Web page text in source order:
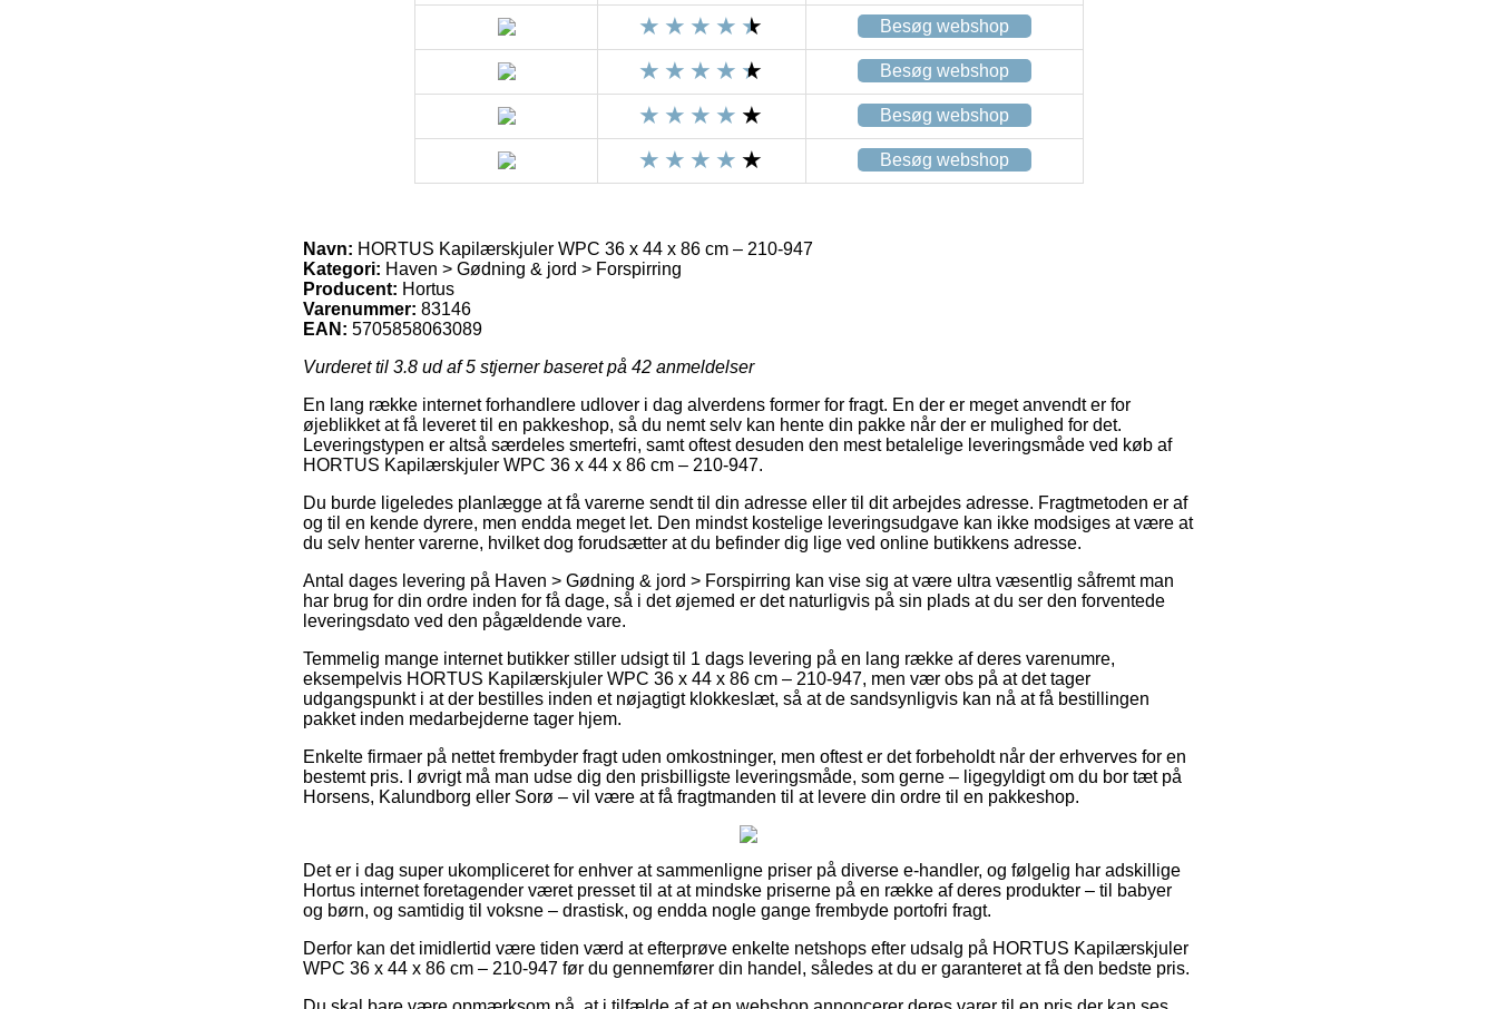
Besøg webshop
Besøg webshop
Besøg webshop
Besøg webshop
Navn: HORTUS Kapilærskjuler WPC 36 x 44 x 86 cm – 210-947
Kategori: Haven > Gødning & jord > Forspirring
Producent: Hortus
Varenummer: 83146
EAN: 5705858063089
Vurderet til 3.8 ud af 5 stjerner baseret på 42 anmeldelser
En lang række internet forhandlere udlover i dag alverdens former for fragt. En der er meget anvendt er for
øjeblikket at få leveret til en pakkeshop, så du nemt selv kan hente din pakke når der er mulighed for det.
Leveringstypen er altså særdeles smertefri, samt oftest desuden den mest betalelige leveringsmåde ved køb af
HORTUS Kapilærskjuler WPC 36 x 44 x 86 cm – 210-947.
Du burde ligeledes planlægge at få varerne sendt til din adresse eller til dit arbejdes adresse. Fragtmetoden er af
og til en kende dyrere, men endda meget let. Den mindst kostelige leveringsudgave kan ikke modsiges at være at
du selv henter varerne, hvilket dog forudsætter at du befinder dig lige ved online butikkens adresse.
Antal dages levering på Haven > Gødning & jord > Forspirring kan vise sig at være ultra væsentlig såfremt man
har brug for din ordre inden for få dage, så i det øjemed er det naturligvis på sin plads at du ser den forventede
leveringsdato ved den pågældende vare.
Temmelig mange internet butikker stiller udsigt til 1 dags levering på en lang række af deres varenumre,
eksempelvis HORTUS Kapilærskjuler WPC 36 x 44 x 86 cm – 210-947, men vær obs på at det tager
udgangspunkt i at der bestilles inden et nøjagtigt klokkeslæt, så at de sandsynligvis kan nå at få bestillingen
pakket inden medarbejderne tager hjem.
Enkelte firmaer på nettet frembyder fragt uden omkostninger, men oftest er det forbeholdt når der erhverves for en
bestemt pris. I øvrigt må man udse dig den prisbilligste leveringsmåde, som gerne – ligegyldigt om du bor tæt på
Horsens, Kalundborg eller Sorø – vil være at få fragtmanden til at levere din ordre til en pakkeshop.
Det er i dag super ukompliceret for enhver at sammenligne priser på diverse e-handler, og følgelig har adskillige
Hortus internet foretagender været presset til at at mindske priserne på en række af deres produkter – til babyer
og børn, og samtidig til voksne – drastisk, og endda nogle gange frembyde portofri fragt.
Derfor kan det imidlertid være tiden værd at efterprøve enkelte netshops efter udsalg på HORTUS Kapilærskjuler
WPC 36 x 44 x 86 cm – 210-947 før du gennemfører din handel, således at du er garanteret at få den bedste pris.